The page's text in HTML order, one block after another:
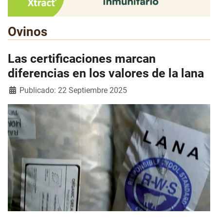
Ovinos
Las certificaciones marcan
diferencias en los valores de la lana
Detalles
Publicado: 22 Septiembre 2025